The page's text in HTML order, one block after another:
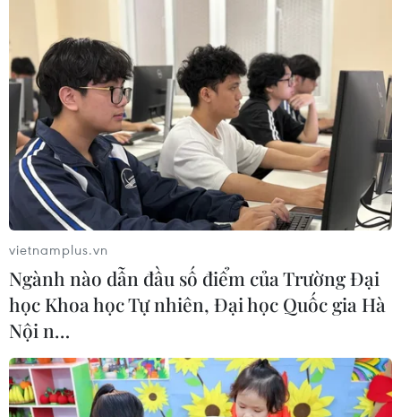
Người dân Ecuador bắt đầu cuộc tổng
tuyển cử bầu chọn tổng thống
20/08/2023 14:54
Các điểm bỏ phiếu mở cửa vào lúc 7h00 và hoạt động
bỏ phiếu sẽ kéo dài đến 17h00 cùng ngày để người dân
Ecuador lựa chọn chính trị gia kế nhiệm Tổng thống
Guillermo Lasso.
vietnamplus.vn
Ngành nào dẫn đầu số điểm của Trường Đại
học Khoa học Tự nhiên, Đại học Quốc gia Hà
Nội n…